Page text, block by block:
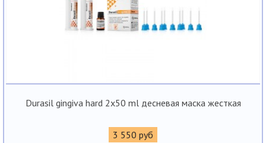
Durasil gingiva hard 2x50 ml десневая маска жесткая
3 550 руб